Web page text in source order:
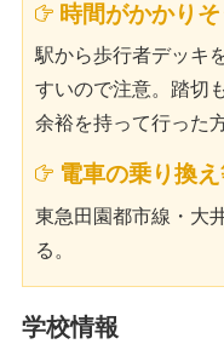
時間がかかり
駅から歩行者デッキ
すいので注意。踏切
余裕を持って行った
電車の乗り換
東急田園都市線・大
る。
学校情報